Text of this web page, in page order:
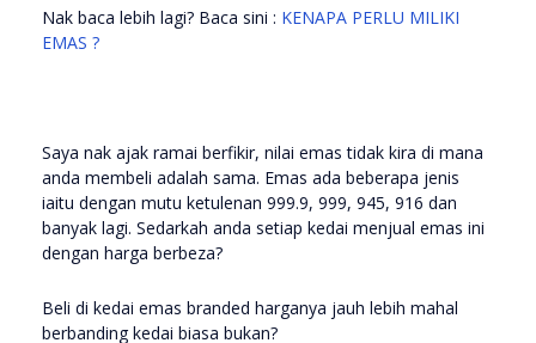
Nak baca lebih lagi? Baca sini : KENAPA PERLU MILIKI
EMAS ?
Saya nak ajak ramai berfikir, nilai emas tidak kira di mana
anda membeli adalah sama. Emas ada beberapa jenis
iaitu dengan mutu ketulenan 999.9, 999, 945, 916 dan
banyak lagi. Sedarkah anda setiap kedai menjual emas ini
dengan harga berbeza?
Beli di kedai emas branded harganya jauh lebih mahal
berbanding kedai biasa bukan?